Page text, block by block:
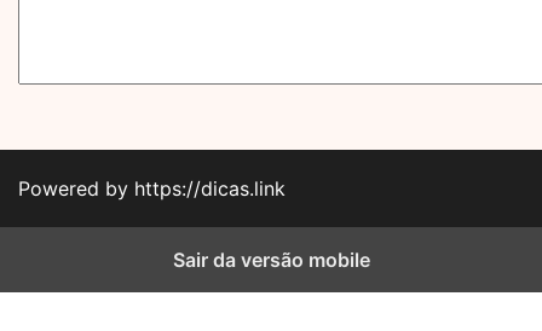
Powered by https://dicas.link
Sair da versão mobile